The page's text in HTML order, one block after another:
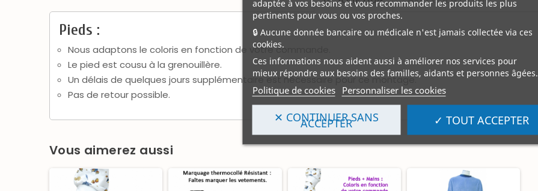
Pieds :
Nous adaptons le coloris en fonction de votre commande.
Le pied est cousu à la grenouillère.
Un délais de quelques jours supplémentaire est nécessaire pour ce montage.
Pas de retour possible.
Vous aimerez aussi
adaptée à vos besoins et vous recommander les produits les plus
pertinents pour vous ou vos proches.
🔒 Aucune donnée bancaire ou médicale n'est jamais collectée via ces
cookies.
Ces informations nous aident aussi à améliorer nos services pour
mieux répondre aux besoins des familles, aidants et personnes âgées.
Politique de cookies Personnaliser les cookies
✕ CONTINUER SANS
ACCEPTER ✓ TOUT ACCEPTER